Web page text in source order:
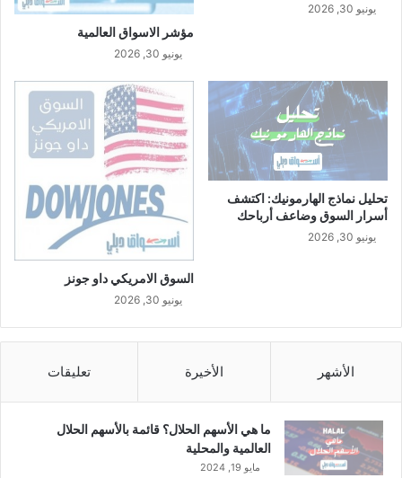
يونيو 30, 2026
مؤشر الاسواق العالمية
يونيو 30, 2026
تحليل نماذج الهارمونيك: اكتشف
أسرار السوق وضاعف أرباحك
يونيو 30, 2026
السوق الامريكي داو جونز
يونيو 30, 2026
الأشهر الأخيرة تعليقات
ما هي الأسهم الحلال؟ قائمة بالأسهم الحلال
العالمية والمحلية
مايو 19, 2024